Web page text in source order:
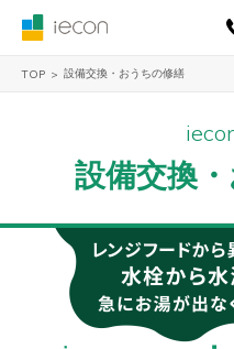
TOP 設備交換・おうちの修繕
設備交換
呂